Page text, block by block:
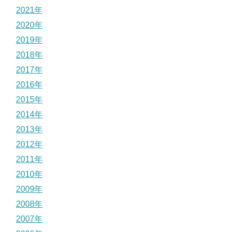
2021年
2020年
2019年
2018年
2017年
2016年
2015年
2014年
2013年
2012年
2011年
2010年
2009年
2008年
2007年